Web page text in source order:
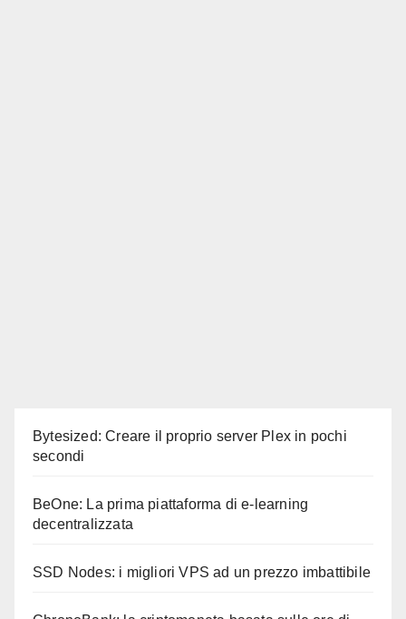
Bytesized: Creare il proprio server Plex in pochi
secondi
BeOne: La prima piattaforma di e-learning
decentralizzata
SSD Nodes: i migliori VPS ad un prezzo imbattibile